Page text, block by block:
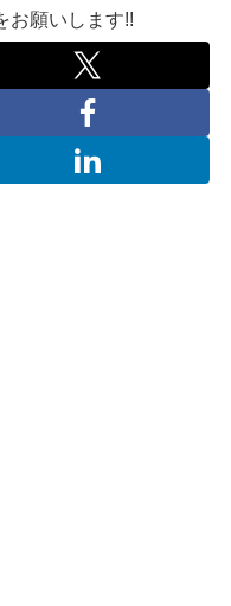
お願いします!!